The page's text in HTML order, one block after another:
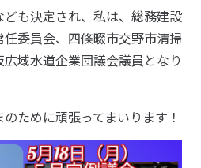
も決定され、私は、総務建設
委員会、四條畷市交野市清掃
域水道企業団議会議員となり
ために頑張ってまいります！